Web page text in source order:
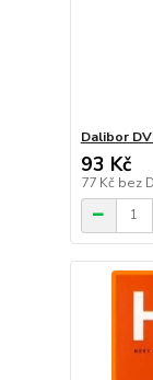
Dalibor
93 Kč
77 Kč bez